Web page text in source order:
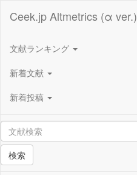
Ceek.jp Altmetrics (α ver.)
文献ランキング
新着文献
新着投稿
検索